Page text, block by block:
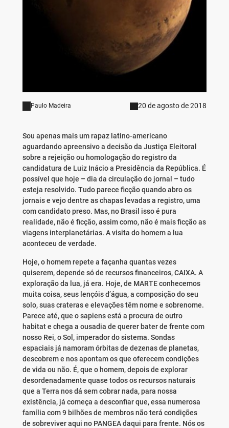
Paulo Madeira 20 de agosto de 2018
Sou apenas mais um rapaz latino-americano
aguardando apreensivo a decisão da Justiça Eleitoral
sobre a rejeição ou homologação do registro da
candidatura de Luiz Inácio a Presidência da República. É
possível que hoje – dia da circulação do jornal – tudo
esteja resolvido. Tudo parece ficção quando abro os
jornais e vejo dentre as chapas levadas a registro, uma
com candidato preso. Mas, no Brasil isso é pura
realidade, não é ficção, assim como, não é mais ficção as
viagens interplanetárias. A visita do homem a lua
aconteceu de verdade.
Hoje, o homem repete a façanha quantas vezes
quiserem, depende só de recursos financeiros, CAIXA. A
exploração da lua, já era. Hoje, de MARTE conhecemos
muita coisa, seus lençóis d’água, a composição do seu
solo, suas crateras e elevações têm nome e sobrenome.
Parece até, que o sapiens está a procura de outro
habitat e chega a ousadia de querer bater de frente com
nosso Rei, o Sol, imperador do sistema. Sondas
espaciais já namoram órbitas de dezenas de planetas,
descobrem e nos apontam os que oferecem condições
de vida ou não. É, que o homem, depois de explorar
desordenadamente quase todos os recursos naturais
que a Terra nos dá sem cobrar nada, para nossa
existência, já começa a desconfiar que, essa numerosa
família com 9 bilhões de membros não terá condições
de sobreviver aqui no PANGEA daqui para frente. Nós os